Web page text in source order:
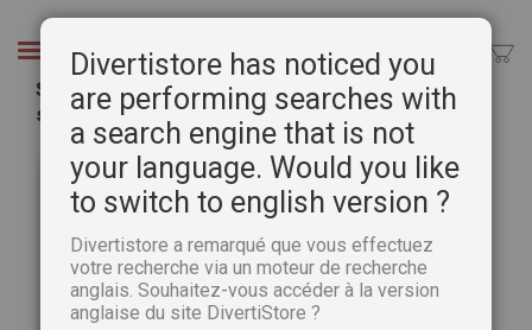
Chercher
Savoir & comprendre n°2 : Biologie expliquée
simplement
galerie
d’images
Divertistore has noticed you
are performing searches with
a search engine that is not
your language. Would you like
to switch to english version ?
Divertistore a remarqué que vous effectuez
votre recherche via un moteur de recherche
anglais. Souhaitez-vous accéder à la version
anglaise du site DivertiStore ?